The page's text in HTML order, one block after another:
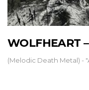
WOLFHEART
(Melodic Death Metal) -